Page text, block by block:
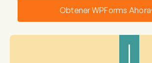
Obtener WPForms Ahora